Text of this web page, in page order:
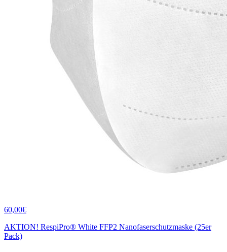
60,00€
AKTION! RespiPro® White FFP2 Nanofaserschutzmaske (25er
Pack)